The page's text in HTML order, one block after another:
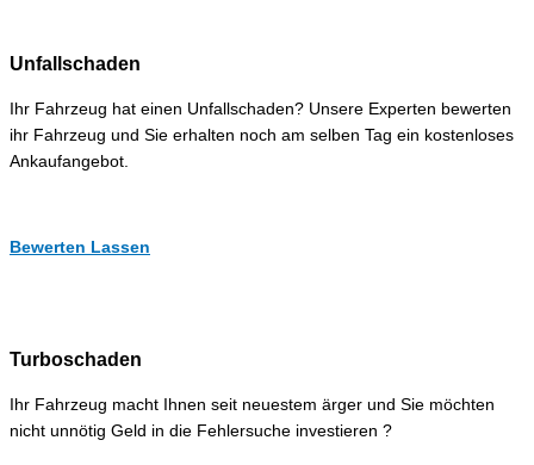
Unfallschaden
Ihr Fahrzeug hat einen Unfallschaden? Unsere Experten bewerten
ihr Fahrzeug und Sie erhalten noch am selben Tag ein kostenloses
Ankaufangebot.
Bewerten Lassen
Turboschaden
Ihr Fahrzeug macht Ihnen seit neuestem ärger und Sie möchten
nicht unnötig Geld in die Fehlersuche investieren ?